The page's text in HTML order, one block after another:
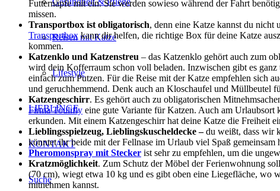
Reisen mit Katze
Lifestyle
LIEBLINGE
KONTAKT
Suche
Futternäpfe mit ein. Sie werden sowieso während der Fahrt
missen.
Transportbox ist obligatorisch, denn eine Katze kannst du
Transportboxkann dir helfen, die richtige Box für deine Katze
kommen.
Katzenklo und Katzenstreu – das Katzenklo gehört auch zum
wird dein Kofferraum schon voll beladen. Inzwischen gibt es
einfach zum Putzen. Für die Reise mit der Katze empfehlen sich
und geruchhemmend. Denk auch an Kloschaufel und Müllbeutel
Katzengeschirr. Es gehört auch zu obligatorischen
Firma Toulifly eine gute Variante für Katzen. Auch am Urlaubsort
erkunden. Mit einem Katzengeschirr hat deine Katze die Freiheit
Lieblingsspielzeug, Lieblingskuscheldecke –du weißt, dass wir
könntet ihr beide mit der Fellnase im Urlaub viel Spaß gemeinsam
Pheromonspray mit Stecker ist sehr zu empfehlen, um die
Kratzmöglichkeit. Zum Schutz der Möbel der Ferienwohnung
(70 cm), wiegt etwa 10 kg und es gibt oben eine Liegefläche,
mitnehmen kannst.